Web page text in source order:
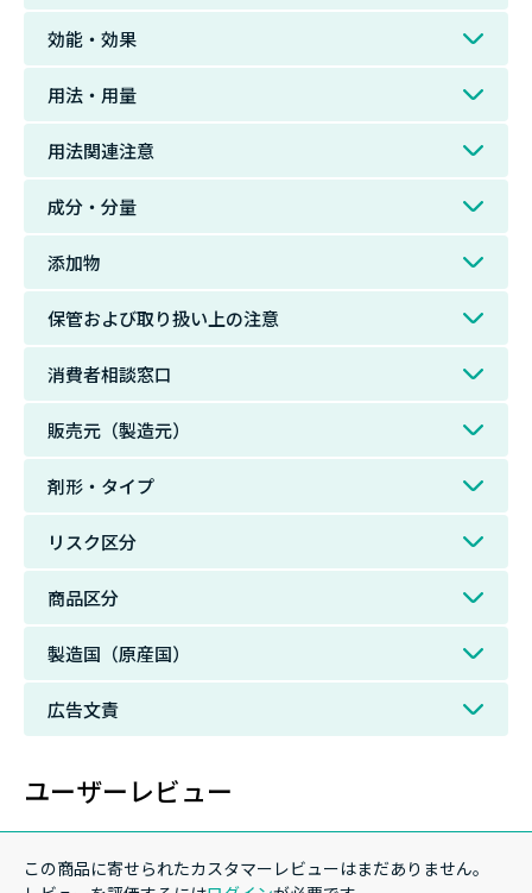
効能・効果
用法・用量
用法関連注意
成分・分量
添加物
保管および取り扱い上の注意
消費者相談窓口
販売元（製造元）
剤形・タイプ
リスク区分
商品区分
製造国（原産国）
広告文責
ユーザーレビュー
この商品に寄せられたカスタマーレビューはまだありません。